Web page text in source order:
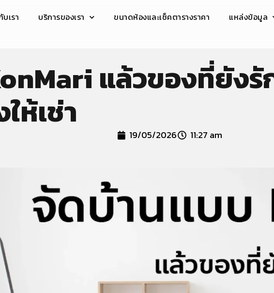
บเรา บริการของเรา ขนาดห้องและเช็คตารางราคา แหล่งข้อมูล
แล้วของที่ยังรั
ห้เช่า
19/05/2026 11:27 am